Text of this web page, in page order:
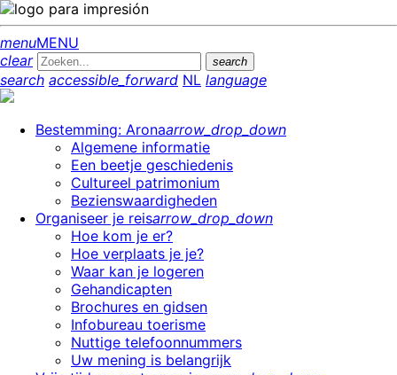
menuMENU
clear
search
search accessible_forward NL language
Bestemming: Aronaarrow_drop_down
Algemene informatie
Een beetje geschiedenis
Cultureel patrimonium
Bezienswaardigheden
Organiseer je reisarrow_drop_down
Hoe kom je er?
Hoe verplaats je je?
Waar kan je logeren
Gehandicapten
Brochures en gidsen
Infobureau toerisme
Nuttige telefoonnummers
Uw mening is belangrijk